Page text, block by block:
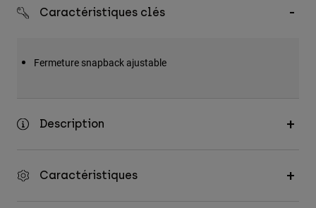
Accessoires
Sacs et sacs à dos
Caractéristiques clés
Fermeture snapback ajustable
Description
Caractéristiques